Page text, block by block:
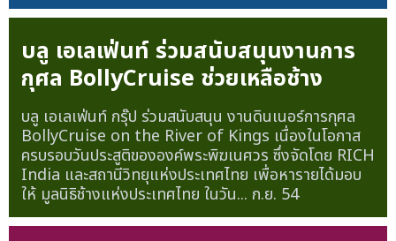
บลู เอเลเฟ่นท์ ร่วมสนับสนุนงานการ
กุศล BollyCruise ช่วยเหลือช้าง
บลู เอเลเฟ่นท์ กรุ๊ป ร่วมสนับสนุน งานดินเนอร์การกุศล
BollyCruise on the River of Kings เนื่องในโอกาส
ครบรอบวันประสูติขององค์พระพิฆเนศวร ซึ่งจัดโดย RICH
India และสถานีวิทยุแห่งประเทศไทย เพื่อหารายได้มอบ
ให้ มูลนิธิช้างแห่งประเทศไทย ในวัน... ก.ย. 54